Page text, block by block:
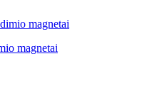
magnetai